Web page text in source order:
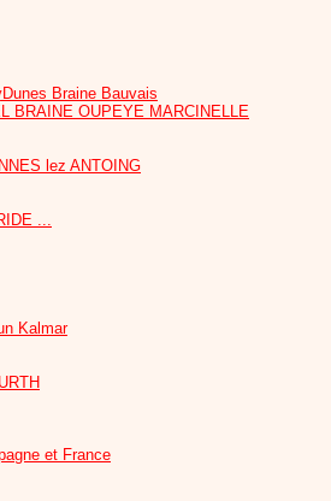
Braine Bauvais
BRAINE OUPEYE MARCINELLE
lez ANTOING
...
Kalmar
et France